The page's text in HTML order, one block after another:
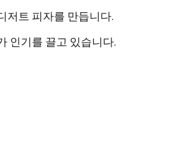
저트 피자를 만듭니다.
인기를 끌고 있습니다.